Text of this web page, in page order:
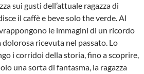
sui gusti dell’attuale ragazza di
il caffè e beve solo the verde. Al
le immagini di un ricordo
ricevuta nel passato. Lo
i corridoi della storia, fino a scoprire,
una sorta di fantasma, la ragazza